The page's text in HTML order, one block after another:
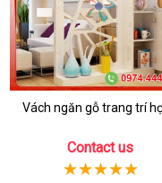
Vách ngăn gỗ trang trí
Contact us